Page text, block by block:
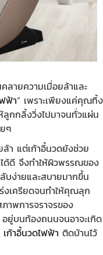
ายความเมื่อยล้าและ
ฟ้า” เพราะเพียงแค่คุณทิ้ง
กกลิ้งวิ่งไปมาจนทั่วแผ่น
ๆ
ล้า แต่เก้าอี้นวดยังช่วย
ได้ดี จึงทำให้ผิวพรรณของ
ง่ายและสบายมากขึ้น
งเครียดจนทำให้คุณลุก
าพการจราจรของ
ยู่บนท้องถนนจนอาจะเกิด
เก้าอี้นวดไฟฟ้า ติดบ้านไว้